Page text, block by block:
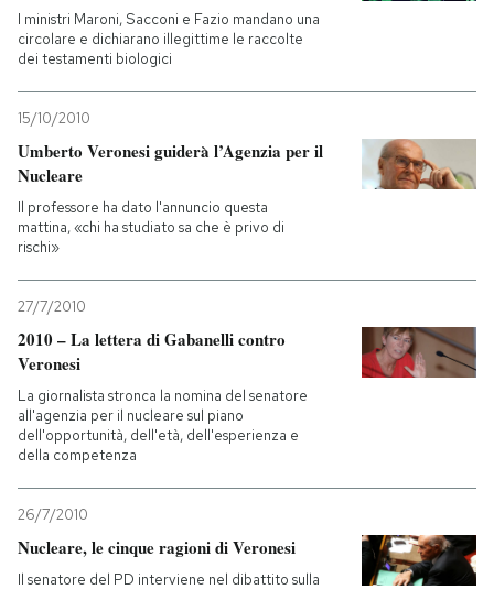
I ministri Maroni, Sacconi e Fazio mandano una
circolare e dichiarano illegittime le raccolte
dei testamenti biologici
15/10/2010
Umberto Veronesi guiderà l’Agenzia per il
Nucleare
Il professore ha dato l'annuncio questa
mattina, «chi ha studiato sa che è privo di
rischi»
27/7/2010
2010 – La lettera di Gabanelli contro
Veronesi
La giornalista stronca la nomina del senatore
all'agenzia per il nucleare sul piano
dell'opportunità, dell'età, dell'esperienza e
della competenza
26/7/2010
Nucleare, le cinque ragioni di Veronesi
Il senatore del PD interviene nel dibattito sulla